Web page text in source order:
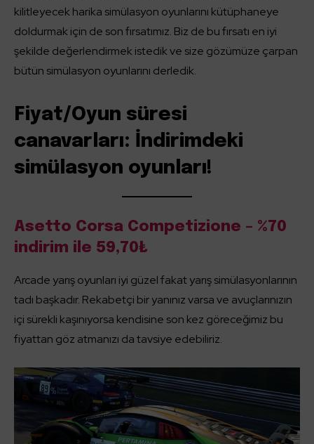
kilitleyecek harika simülasyon oyunlarını kütüphaneye
doldurmak için de son fırsatımız. Biz de bu fırsatı en iyi
şekilde değerlendirmek istedik ve size gözümüze çarpan
bütün simülasyon oyunlarını derledik.
Fiyat/Oyun süresi
canavarları: İndirimdeki
simülasyon oyunları!
Asetto Corsa Competizione – %70
indirim ile 59,70₺
Arcade yarış oyunları iyi güzel fakat yarış simülasyonlarının
tadı başkadır. Rekabetçi bir yanınız varsa ve avuçlarınızın
içi sürekli kaşınıyorsa kendisine son kez göreceğimiz bu
fiyattan göz atmanızı da tavsiye edebiliriz.